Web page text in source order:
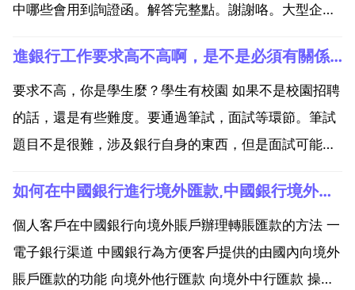
中哪些會用到詢證函。解答完整點。謝謝咯。大型企業
市公司審計一般都要用。作用就是第三方證明的那點意
思。哪些科目科目 銀行存款科目 金融機構存款科目 往
來...
進銀行工作要求高不高啊，是不是必須有關係才能進去
要求不高，你是學生麼？學生有校園 如果不是校園招聘
的話，還是有些難度。要通過筆試，面試等環節。筆試
題目不是很難，涉及銀行自身的東西，但是面試可能會
行。當然在中國，有關係的話進去還是相對穩妥點，公
升遷較快。你應該懂的。不過還是實力最重要！加油 你
說的是正式...
如何在中國銀行進行境外匯款,中國銀行境外匯款怎麼匯？
個人客戶在中國銀行向境外賬戶辦理轉賬匯款的方法 一
電子銀行渠道 中國銀行為方便客戶提供的由國內向境外
賬戶匯款的功能 向境外他行匯款 向境外中行匯款 操作